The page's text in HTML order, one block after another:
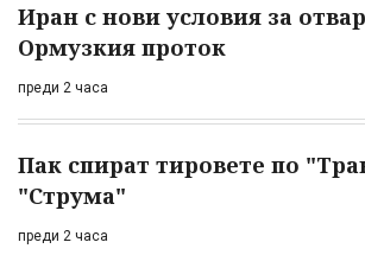
Иран с нови условия за
Ормузкия проток
преди 2 часа
Пак спират тировете по
"Струма"
преди 2 часа